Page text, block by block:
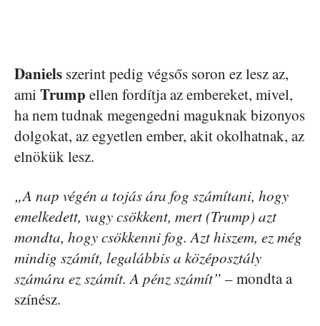
Daniels szerint pedig végsős soron ez lesz az,
ami Trump ellen fordítja az embereket, mivel,
ha nem tudnak megengedni maguknak bizonyos
dolgokat, az egyetlen ember, akit okolhatnak, az
elnökük lesz.
„A nap végén a tojás ára fog számítani, hogy
emelkedett, vagy csökkent, mert (Trump) azt
mondta, hogy csökkenni fog. Azt hiszem, ez még
mindig számít, legalábbis a középosztály
számára ez számít. A pénz számít” – mondta a
színész.